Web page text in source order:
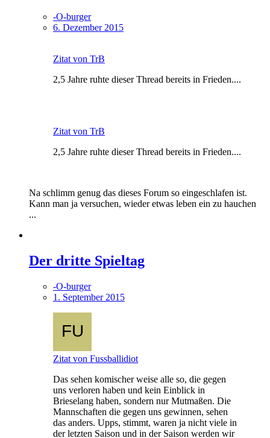
-O-burger
6. Dezember 2015
Zitat von TrB
2,5 Jahre ruhte dieser Thread bereits in Frieden....
Zitat von TrB
2,5 Jahre ruhte dieser Thread bereits in Frieden....
Na schlimm genug das dieses Forum so eingeschlafen ist.
Kann man ja versuchen, wieder etwas leben ein zu hauchen
...
Der dritte Spieltag
-O-burger
1. September 2015
Zitat von Fussballidiot
Das sehen komischer weise alle so, die gegen
uns verloren haben und kein Einblick in
Brieselang haben, sondern nur Mutmaßen. Die
Mannschaften die gegen uns gewinnen, sehen
das anders. Upps, stimmt, waren ja nicht viele in
der letzten Saison und in der Saison werden wir